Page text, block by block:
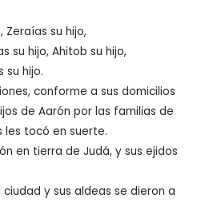
Zeraías su hijo,
su hijo, Ahitob su hijo,
su hijo.
conforme a sus domicilios
de Aarón por las familias de
les tocó en suerte.
en tierra de Judá, y sus ejidos
y sus aldeas se dieron a